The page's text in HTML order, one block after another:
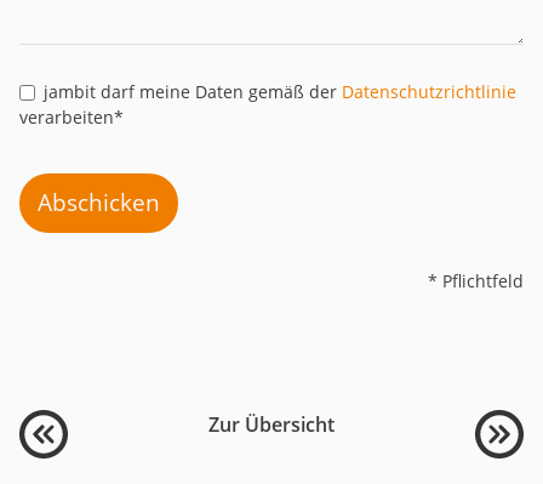
jambit darf meine Daten gemäß der Datenschutzrichtlinie
verarbeiten*
Abschicken
* Pflichtfeld
Zur Übersicht